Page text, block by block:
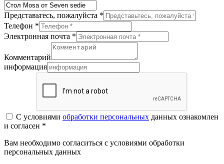
Представьтесь, пожалуйста *
Телефон *
Электронная почта *
Комментарий
информация
С условиями обработки персональных данных ознакомлен
и согласен *
Вам необходимо согласиться с условиями обработки
персональных данных